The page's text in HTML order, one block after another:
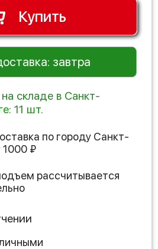
Купить
завтра
складе в Санкт-
11 шт.
по городу Санкт-
1000 ₽
рассчитывается